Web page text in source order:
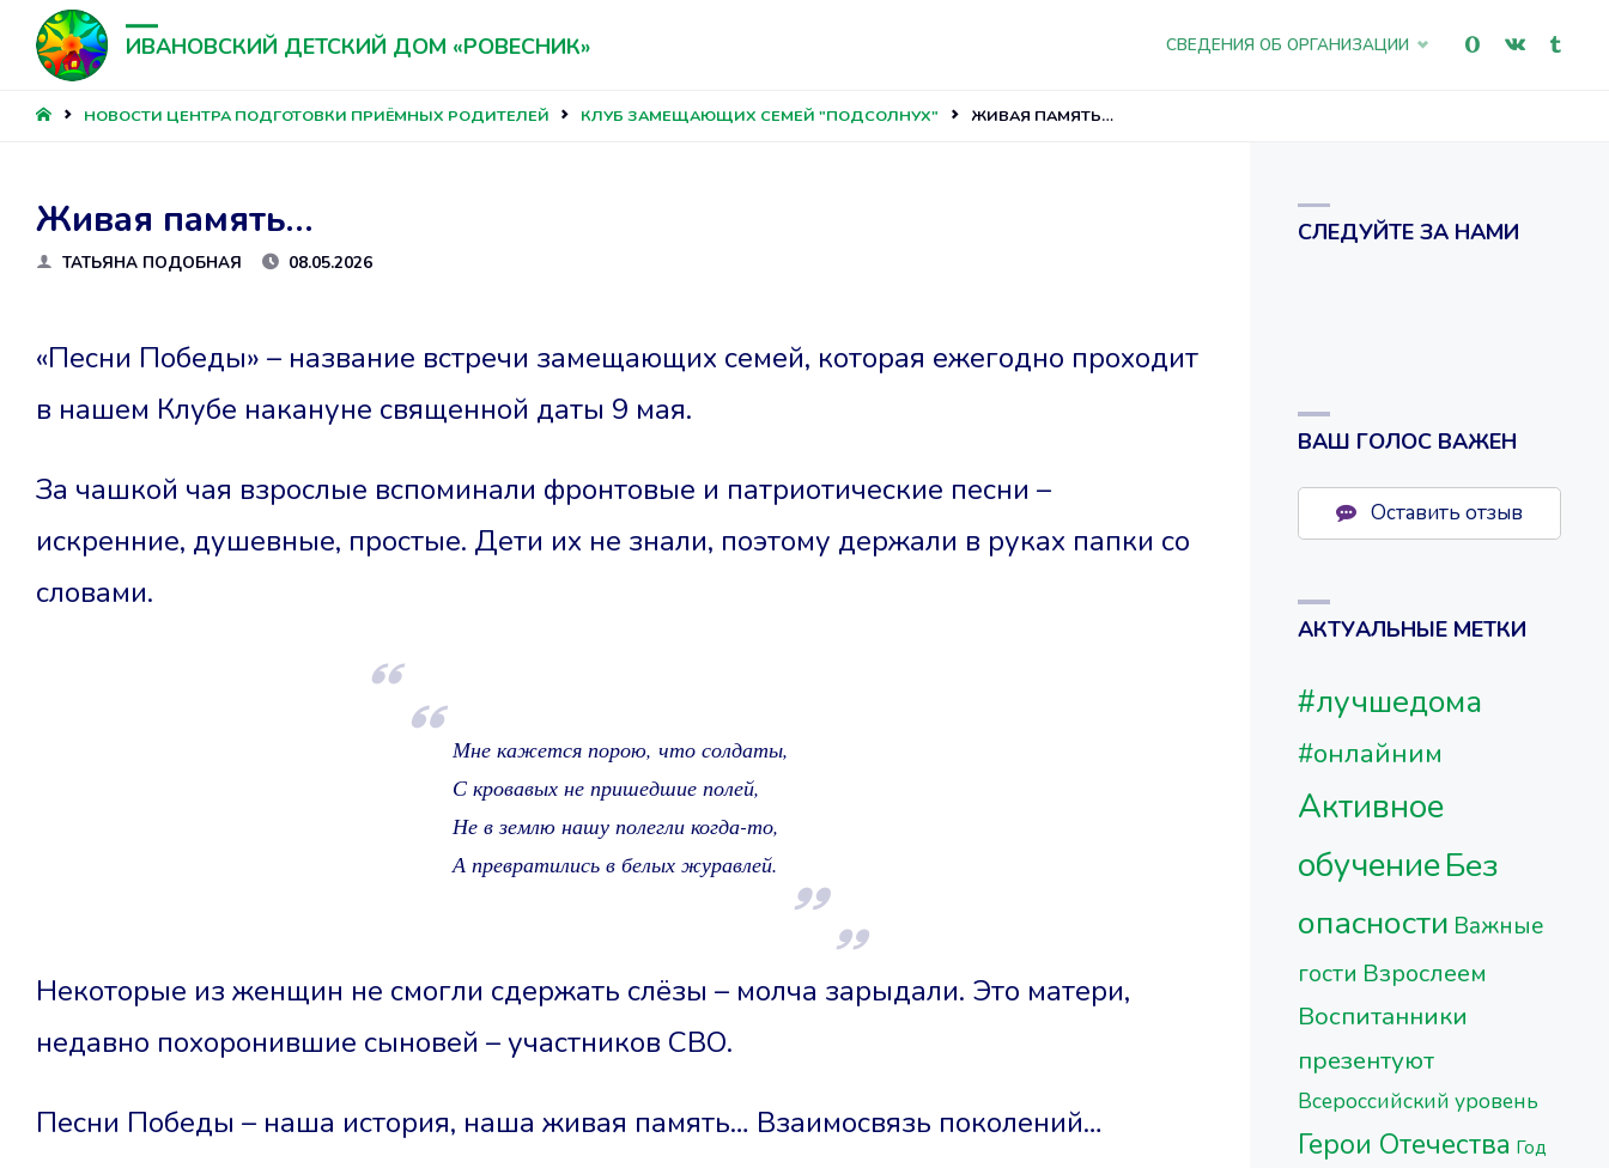
ИВАНОВСКИЙ ДЕТСКИЙ ДОМ «РОВЕСНИК» СВЕДЕНИЯ ОБ ОРГАНИЗАЦИИ
ГЛАВНАЯ
НОВОСТИ ЦЕНТРА ПОДГОТОВКИ ПРИЁМНЫХ РОДИТЕЛЕЙ КЛУБ ЗАМЕЩАЮЩИХ СЕМЕЙ "ПОДСОЛНУХ" ЖИВАЯ ПАМЯТЬ…
Живая память…
ТАТЬЯНА ПОДОБНАЯ 08.05.2026
«Песни Победы» – название встречи замещающих семей, которая ежегодно проходит
в нашем Клубе накануне священной даты 9 мая.
За чашкой чая взрослые вспоминали фронтовые и патриотические песни –
искренние, душевные, простые. Дети их не знали, поэтому держали в руках папки со
словами.
Мне кажется порою, что солдаты,
С кровавых не пришедшие полей,
Не в землю нашу полегли когда-то,
А превратились в белых журавлей.
Некоторые из женщин не смогли сдержать слёзы – молча зарыдали. Это матери,
недавно похоронившие сыновей – участников СВО.
Песни Победы – наша история, наша живая память… Взаимосвязь поколений…
СЛЕДУЙТЕ ЗА НАМИ
ВАШ ГОЛОС ВАЖЕН
Оставить отзыв
АКТУАЛЬНЫЕ МЕТКИ
#лучшедома
#онлайним
Активное
обучениеБез
опасности Важные
гости Взрослеем
Воспитанники
презентуют
Всероссийский уровень
Герои Отечества Год